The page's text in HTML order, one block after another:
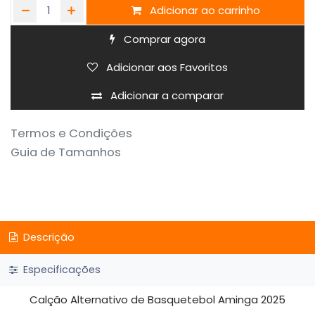
Adicionar ao carrinho
Comprar agora
Adicionar a comparar
Adicionar aos Favoritos
Termos e Condições
Guia de Tamanhos
Descrição
Especificações
Calção Alternativo de Basquetebol Aminga 2025